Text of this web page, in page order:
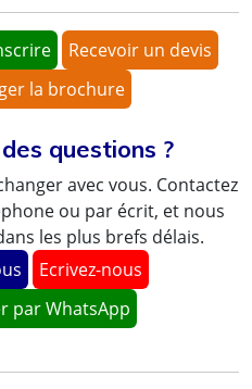
Recevoir un devis
la brochure
questions ?
avec vous. Contactez
ou par écrit, et nous
les plus brefs délais.
Ecrivez-nous
par WhatsApp